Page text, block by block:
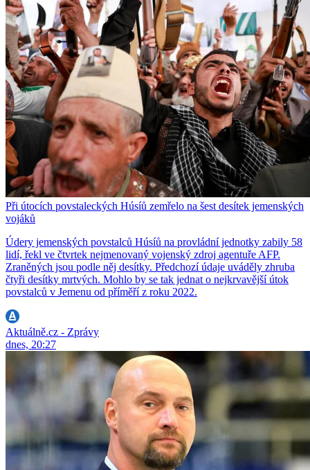
Při útocích povstaleckých Húsíů zemřelo na šest desítek jemenských
vojáků
Údery jemenských povstalců Húsíů na provládní jednotky zabily 58
lidí, řekl ve čtvrtek nejmenovaný vojenský zdroj agentuře AFP.
Zraněných jsou podle něj desítky. Předchozí údaje uváděly zhruba
čtyři desítky mrtvých. Mohlo by se tak jednat o nejkrvavější útok
povstalců v Jemenu od příměří z roku 2022.
Aktuálně.cz - Zprávy
dnes, 20:27